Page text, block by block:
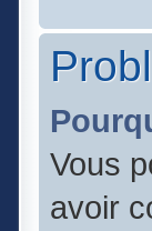
Vous
avoir